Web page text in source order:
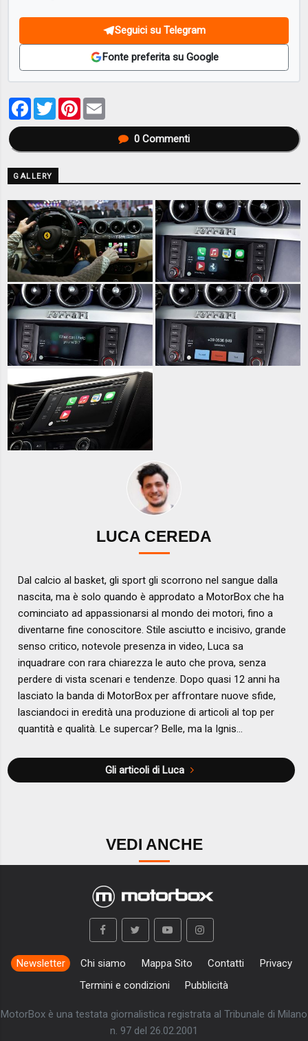
Seguici su Telegram
Fonte preferita su Google
Facebook
TwitterPinterest
0Commenti
GALLERY
LUCA CEREDA
Dal calcio al basket, gli sport gli scorrono nel sangue dalla
nascita, ma è solo quando è approdato a MotorBox che ha
cominciato ad appassionarsi al mondo dei motori, fino a
diventarne fine conoscitore. Stile asciutto e incisivo, grande
senso critico, notevole presenza in video, Luca sa
inquadrare con rara chiarezza le auto che prova, senza
perdere di vista scenari e tendenze. Dopo quasi 12 anni ha
lasciato la banda di MotorBox per affrontare nuove sfide,
lasciandoci in eredità una produzione di articoli al top per
quantità e qualità. Le supercar? Belle, ma la Ignis...
Gli articoli di Luca
VEDI ANCHE
Newsletter Chi siamo Mappa Sito Contatti
Privacy
Termini e condizioni
Pubblicità
MotorBox è una testata giornalistica registrata al Tribunale di Milano
n. 97 del 26.02.2001